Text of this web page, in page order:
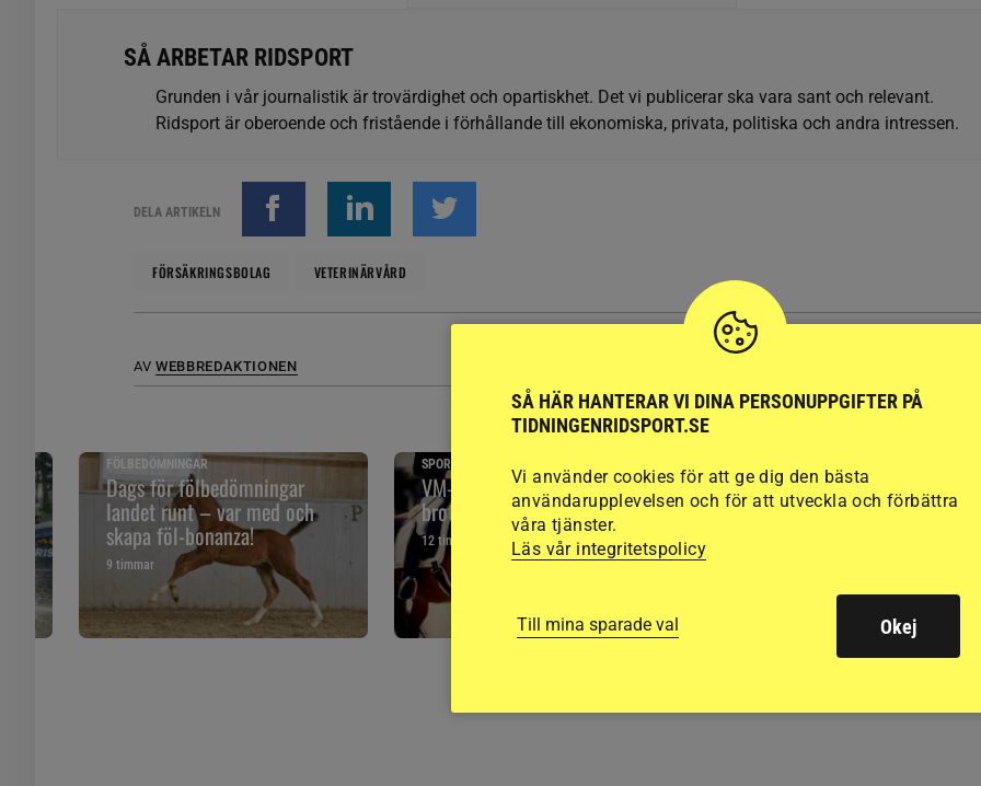
SÅ ARBETAR RIDSPORT
Grunden i vår journalistik är trovärdighet och opartiskhet. Det vi publicerar ska vara sant och relevant.
Ridsport är oberoende och fristående i förhållande till ekonomiska, privata, politiska och andra intressen.
DELA ARTIKELN
FÖRSÄKRINGSBOLAG VETERINÄRVÅRD
AV WEBBREDAKTIONEN
FÖLBEDÖMNINGAR
Dags för fölbedömningar
landet runt – var med och
skapa föl-bonanza!
9 timmar
SPORTNYTT
VM-publik kan rapportera
brott mot hästvälfärd
12 timmar
Therese tog täten bland
svenska 5-årsekipagen
SÅ HÄR HANTERAR VI DINA PERSONUPPGIFTER PÅ
TIDNINGENRIDSPORT.SE
Vi använder cookies för att ge dig den bästa
användarupplevelsen och för att utveckla och förbättra
våra tjänster.
Läs vår integritetspolicy
Till mina sparade val Okej